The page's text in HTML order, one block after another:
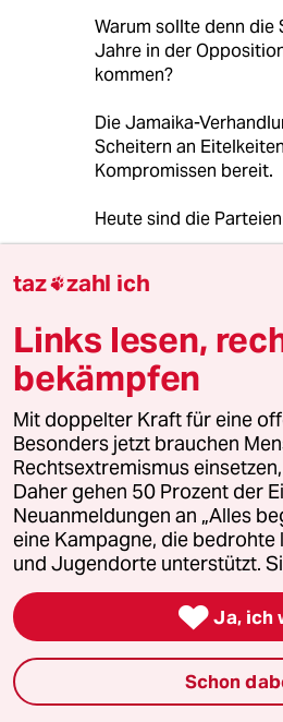
Warum sollte denn die
Jahre in der
kommen?
Die Jamaika-
Scheitern an
Kompromissen bereit.
Heute sind die
22.01.2018 21:03 Uhr
@nzuli sana:
"Lindner nicht zu
bereit"
Doch ist er. Aber
Dobrindt, nicht mit
pfeift auf 10+ Mrd
wollen eine
muss schließlich
22.01.2018, 10:01 Uhr
taz zahl ich
Links lesen,
bekämpfen
Mit doppelter Kraft für eine
Besonders jetzt brauchen
Rechtsextremismus
Daher gehen 50 Prozent der
Neuanmeldungen an „Alles
eine Kampagne, die bedrohte
und Jugendorte unterstützt.
 Ja, ich
Schon